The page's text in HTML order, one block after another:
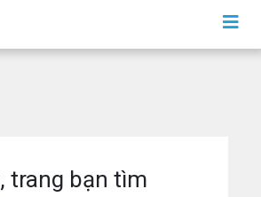
trang bạn tìm